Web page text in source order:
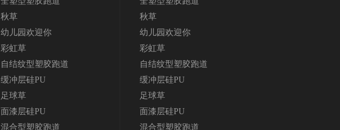
秋草
幼儿园欢迎你
彩虹草
自结纹型塑胶跑道
缓冲层硅PU
足球草
面漆层硅PU
混合型塑胶跑道
秋草
幼儿园欢迎你
彩虹草
自结纹型塑胶跑道
缓冲层硅PU
足球草
面漆层硅PU
混合型塑胶跑道